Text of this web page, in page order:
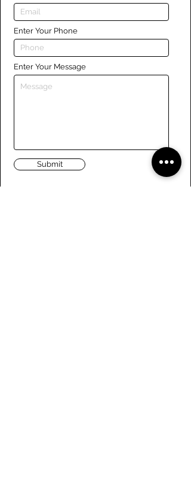
Enter Your Phone
Enter Your Message
Submit